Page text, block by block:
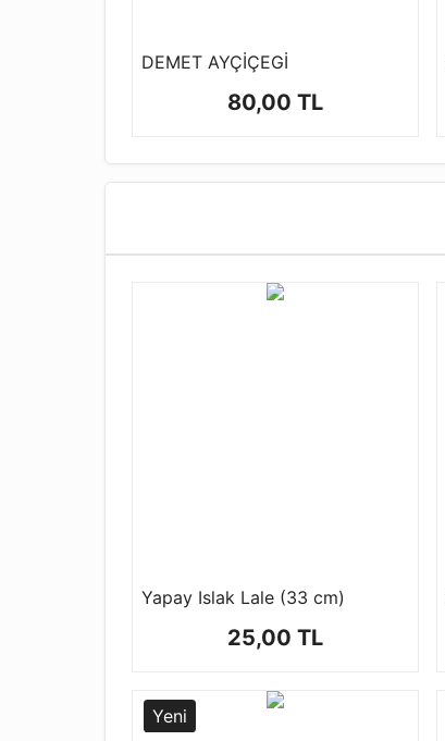
DEMET AYÇİÇEGİ
80,00 TL
Yapay Islak Lale (33 cm)
25,00 TL
Yeni